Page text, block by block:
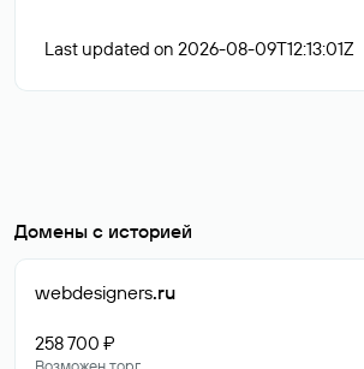
Last updated on 2026-08-09T12:13:01Z
Домены с историей
webdesigners.ru
258 700 ₽